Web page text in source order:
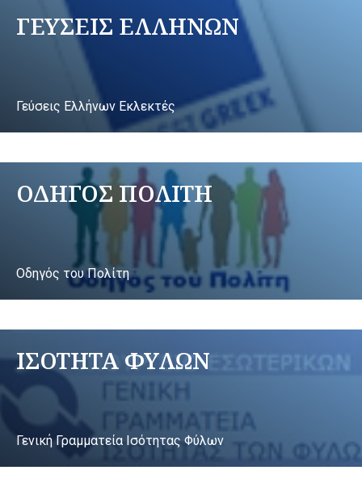
ΓΕΥΣΕΙΣ ΕΛΛΗΝΩΝ
Γεύσεις Ελλήνων Εκλεκτές
ΟΔΗΓΟΣ ΠΟΛΙΤΗ
Οδηγός του Πολίτη
ΙΣΟΤΗΤΑ ΦΥΛΩΝ
Γενική Γραμματεία Ισότητας Φύλων